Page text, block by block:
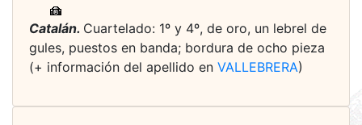
Catalán. Cuartelado: 1º y 4º, de oro, un lebrel de
gules, puestos en banda; bordura de ocho pieza
(+ información del apellido en VALLEBRERA)